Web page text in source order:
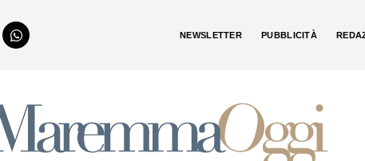
NEWSLETTER PUBBLICITÀ